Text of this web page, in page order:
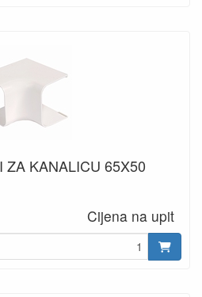
ZA KANALICU 65X50
Cijena na upit